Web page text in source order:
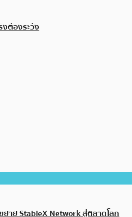
งต้องระวัง
าย StableX Network สู่ตลาดโลก